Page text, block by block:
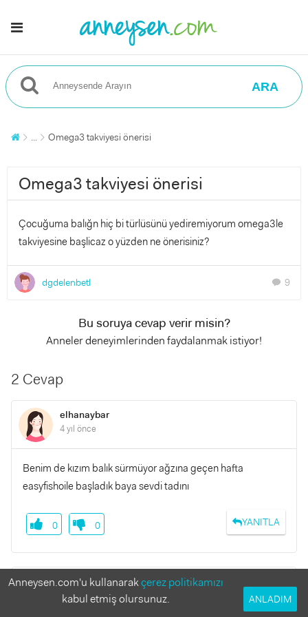
ARA
... Omega3 takviyesi önerisi
Omega3 takviyesi önerisi
Çocuğuma balığn hiç bi türlüsünü yediremiyorum omega3le
takviyesine başlicaz o yüzden ne önerisiniz?
dgdelenbetl chat 9
Bu soruya cevap verir misin?
Anneler deneyimlerinden faydalanmak istiyor!
2 Cevap
elhanaybar
4 yıl önce
Benim de kızım balık sürmüyor ağzına geçen hafta
easyfishoile başladık baya sevdi tadını
YANITLA
0 0
sedefyesiltas
4 yıl önce
Anneysen.com'u kullanarakçerez politikamızı
kabul etmiş olursunuz.
ANLADIM